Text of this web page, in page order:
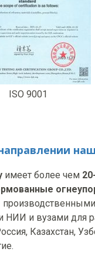
ISO 9001
имеет более чем
и вузами для
Казахстан,